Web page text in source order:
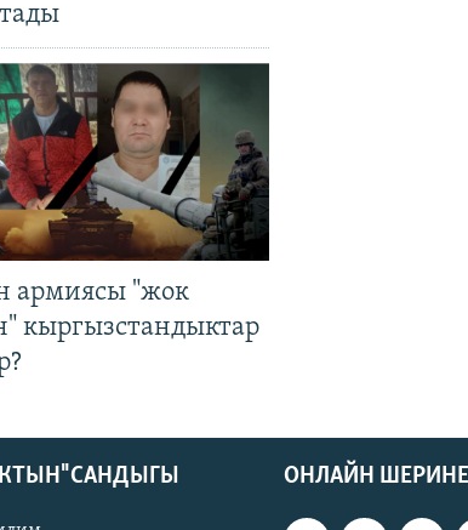
армиясы "жок
кыргызстандыктар
ОНЛАЙН ШЕРИНЕ
САНДЫГЫ